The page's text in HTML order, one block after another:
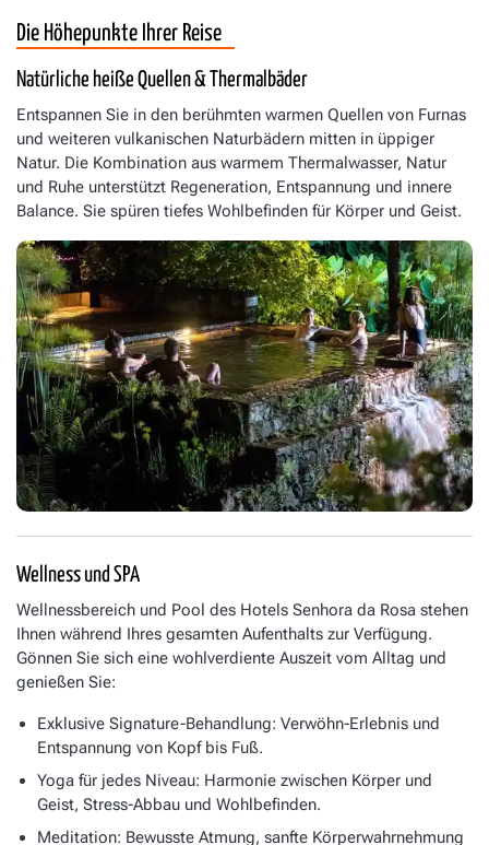
Die Höhepunkte Ihrer Reise
Natürliche heiße Quellen & Thermalbäder
Entspannen Sie in den berühmten warmen Quellen von Furnas
und weiteren vulkanischen Naturbädern mitten in üppiger
Natur. Die Kombination aus warmem Thermalwasser, Natur
und Ruhe unterstützt Regeneration, Entspannung und innere
Balance. Sie spüren tiefes Wohlbefinden für Körper und Geist.
Wellness und SPA
Wellnessbereich und Pool des Hotels Senhora da Rosa stehen
Ihnen während Ihres gesamten Aufenthalts zur Verfügung.
Gönnen Sie sich eine wohlverdiente Auszeit vom Alltag und
genießen Sie:
Exklusive Signature-Behandlung: Verwöhn-Erlebnis und
Entspannung von Kopf bis Fuß.
Yoga für jedes Niveau: Harmonie zwischen Körper und
Geist, Stress-Abbau und Wohlbefinden.
Meditation: Bewusste Atmung, sanfte Körperwahrnehmung